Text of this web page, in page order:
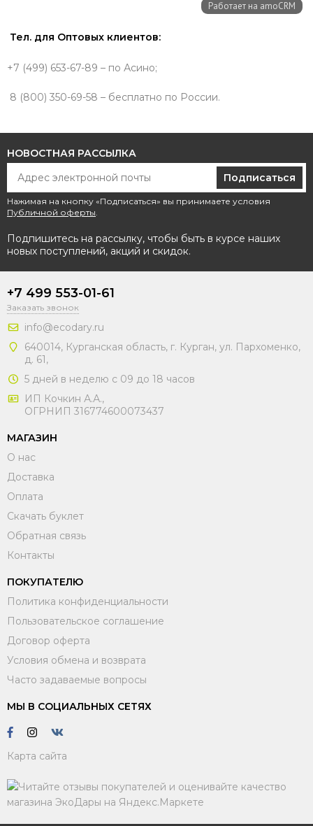
Тел. для Оптовых клиентов:
+7 (499) 653-67-89 – по Асино;
8 (800) 350-69-58 – бесплатно по России.
НОВОСТНАЯ РАССЫЛКА
Подписаться
Нажимая на кнопку «Подписаться» вы принимаете условия
Публичной оферты.
Подпишитесь на рассылку, чтобы быть в курсе наших
новых поступлений, акций и скидок.
+7 499 553-01-61
Заказать звонок
info@ecodary.ru
640014, Курганская область, г. Курган, ул. Пархоменко,
д. 61,
5 дней в неделю с 09 до 18 часов
ИП Кочкин А.А.,
ОГРНИП 316774600073437
МАГАЗИН
О нас
Доставка
Оплата
Скачать буклет
Обратная связь
Контакты
ПОКУПАТЕЛЮ
Политика конфиденциальности
Пользовательское соглашение
Договор оферта
Условия обмена и возврата
Часто задаваемые вопросы
МЫ В СОЦИАЛЬНЫХ СЕТЯХ
Карта сайта